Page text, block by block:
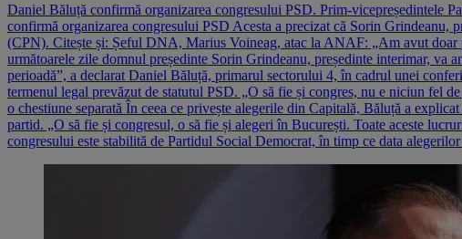
Daniel Băluță confirmă organizarea congresului PSD. Prim-vicepreședintele
confirmă organizarea congresului PSD Acesta a precizat că Sorin
(CPN). Citește și: Șeful DNA, Marius Voineag, atac la ANAF: „Am avut
următoarele zile domnul președinte Sorin Grindeanu, președinte interimar, va
perioadă”, a declarat Daniel Băluță, primarul sectorului 4, în cadrul unei
termenul legal prevăzut de statutul PSD. „O să fie și congres, nu e niciun fel
o chestiune separată În ceea ce privește alegerile din Capitală, Băluță a
partid. „O să fie și congresul, o să fie și alegeri în București. Toate aceste
congresului este stabilită de Partidul Social Democrat, în timp ce data